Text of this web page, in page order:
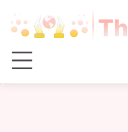
content